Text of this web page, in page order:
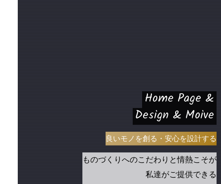
Home Page &
Design & Moive
良いモノを創る・安心を設計する
ものづくりへのこだわりと情熱こそが
私達がご提供できる